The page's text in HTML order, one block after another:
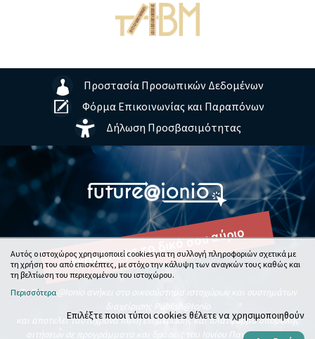
Προστασία Προσωπικών Δεδομένων
Φόρμα Επικοινωνίας και Παραπόνων
Δήλωση Προσβασιμότητας
Ανακάλυψε το δικό σου αύριο
To Future@Ionio ανήκει στο οικοσύστημα ιστοχώρων και συστημάτων
διαχείρισης Publish@Ionio
και αποτελεί ταυτόχρονα πύλη ενημέρωσης και πλατφόρμα υποβολής
αιτήσεων σε προγράμματα και δράσεις του Ιονίου Πανεπιστημίου
Αυτός ο ιστοχώρος χρησιμοποιεί cookies για τη συλλογή πληροφοριών σχετικά με
τη χρήση του από επισκέπτες, με στόχο την κάλυψη των αναγκών τους καθώς και
τη βελτίωση του περιεχομένου του ιστοχώρου.
Περισσότερα
Επιλέξτε ποιοι τύποι cookies θέλετε να χρησιμοποιηθούν